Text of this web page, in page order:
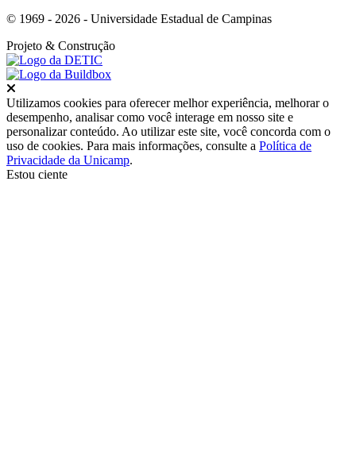
© 1969 - 2026 - Universidade Estadual de Campinas
Projeto & Construção
Utilizamos cookies para oferecer melhor experiência, melhorar o
desempenho, analisar como você interage em nosso site e
personalizar conteúdo. Ao utilizar este site, você concorda com o
uso de cookies. Para mais informações, consulte a Política de
Privacidade da Unicamp.
Estou ciente